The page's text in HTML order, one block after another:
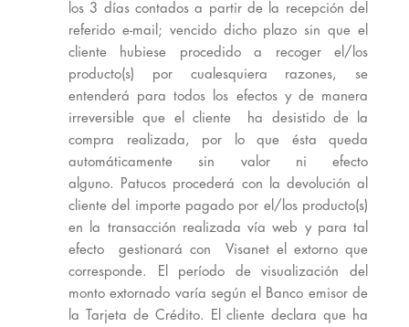
los 3 días contados a partir de la recepción del
referido e-mail; vencido dicho plazo sin que el
cliente hubiese procedido a recoger el/los
producto(s) por cualesquiera razones, se
entenderá para todos los efectos y de manera
irreversible que el cliente ha desistido de la
compra realizada, por lo que ésta queda
automáticamente sin valor ni efecto
alguno. Patucos procederá con la devolución al
cliente del importe pagado por el/los producto(s)
en la transacción realizada vía web y para tal
efecto gestionará con Visanet el extorno que
corresponde. El período de visualización del
monto extornado varía según el Banco emisor de
la Tarjeta de Crédito. El cliente declara que ha